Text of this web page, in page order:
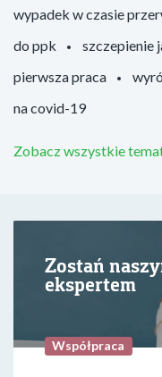
wypadek w czasie
do ppk
szczepienie
pierwsza praca
na covid-19
Zobacz wszystkie
Zostań
ekspertem
Współpraca